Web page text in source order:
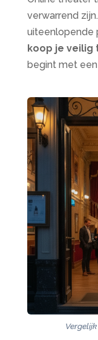
verwarrend
uiteenlopende
koop je veilig
begint met